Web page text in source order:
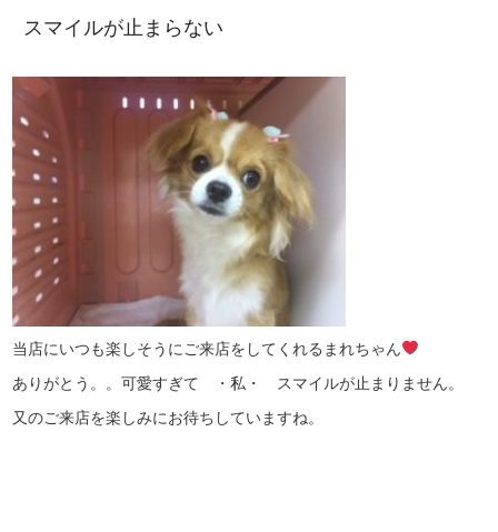
スマイルが止まらない
当店にいつも楽しそうにご来店をしてくれるまれちゃん
ありがとう。。可愛すぎて ・私・ スマイルが止まりません。
又のご来店を楽しみにお待ちしていますね。